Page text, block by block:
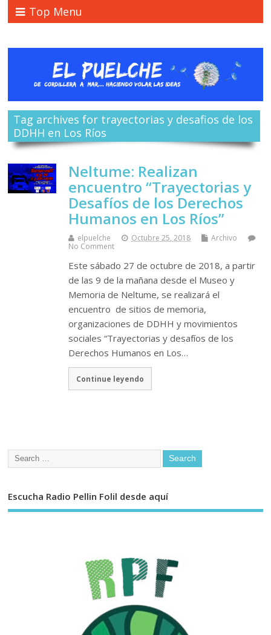
Top Menu
Tag archives for trayectorias y desafios de los
DDHH en Los Ríos
Neltume: Realizan
encuentro “Trayectorias y
Desafíos de los Derechos
Humanos en Los Ríos”
elpuelche Octubre 25, 2018
Archivo
No Comment
Este sábado 27 de octubre de 2018, a partir
de las 9 de la mañana desde el Museo y
Memoria de Neltume, se realizará el
encuentro de sitios de memoria,
organizaciones de DDHH y movimientos
sociales “Trayectorias y desafíos de los
Derechos Humanos en Los…
Continue leyendo
Escucha Radio Pellin Folil desde aquí